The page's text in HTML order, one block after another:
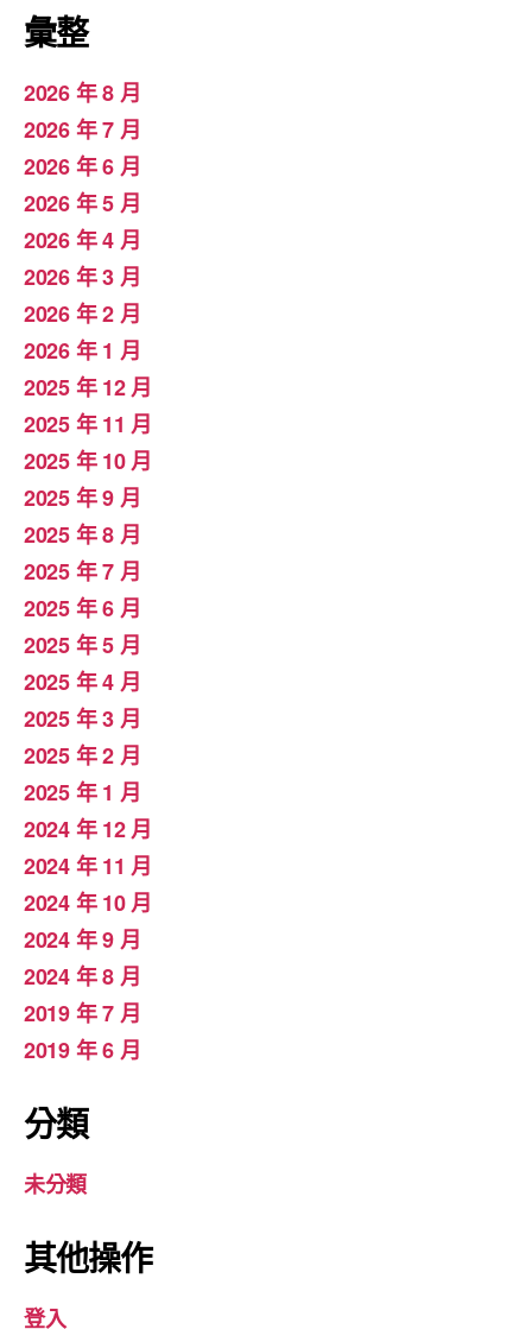
彙整
2026 年 8 月
2026 年 7 月
2026 年 6 月
2026 年 5 月
2026 年 4 月
2026 年 3 月
2026 年 2 月
2026 年 1 月
2025 年 12 月
2025 年 11 月
2025 年 10 月
2025 年 9 月
2025 年 8 月
2025 年 7 月
2025 年 6 月
2025 年 5 月
2025 年 4 月
2025 年 3 月
2025 年 2 月
2025 年 1 月
2024 年 12 月
2024 年 11 月
2024 年 10 月
2024 年 9 月
2024 年 8 月
2019 年 7 月
2019 年 6 月
分類
未分類
其他操作
登入